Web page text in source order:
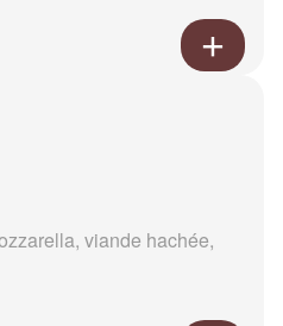
viande hachée,